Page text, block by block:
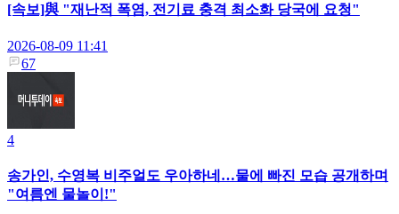
[속보]與 "재난적 폭염, 전기료 충격 최소화 당국에 요청"
2026-08-09 11:41
67
4
송가인, 수영복 비주얼도 우아하네…물에 빠진 모습 공개하며
"여름엔 물놀이!"